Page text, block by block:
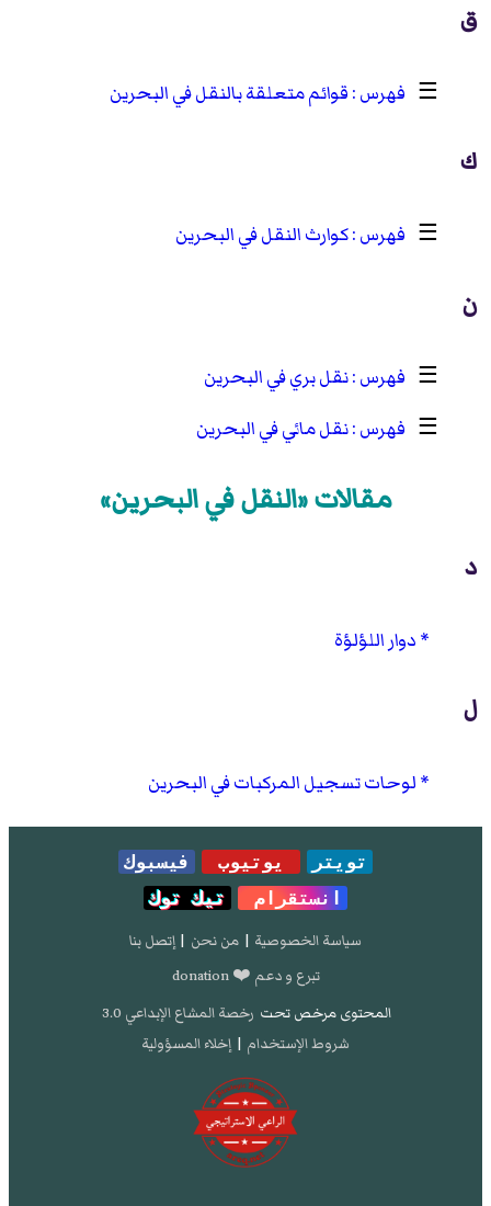
ق
☰ قوائم متعلقة بالنقل في البحرين
ك
☰ كوارث النقل في البحرين
ن
☰
نقل بري في البحرين
☰
نقل مائي في البحرين
مقالات «النقل في البحرين»
د
دوار اللؤلؤة
ل
لوحات تسجيل المركبات في البحرين
تويتر يوتيوب
فيسبوك
انستقرام
تيك توك
سياسة الخصوصية | من نحن | إتصل بنا
تبرع و دعم ❤️ donation
المحتوى مرخص تحت رخصة المشاع الإبداعي 3.0
شروط الإستخدام | إخلاء المسؤولية